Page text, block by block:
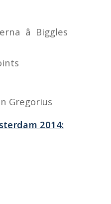
â Biggles
Gregorius
2014: